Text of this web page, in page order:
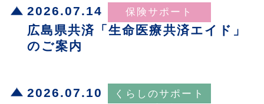
2026.07.14
広島県共済「生命医療共済エイド」
のご案内
2026.07.10